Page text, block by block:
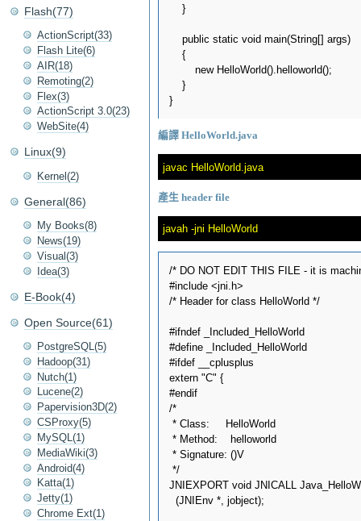
    }
    public static void main(String[] args)
    {
        new HelloWorld().helloworld();
    }
}
編譯 HelloWorld.java
產生 header file
/* DO NOT EDIT THIS FILE - it is
#include <jni.h>
/* Header for class HelloWorld */
#ifndef _Included_HelloWorld
#define _Included_HelloWorld
#ifdef __cplusplus
extern "C" {
#endif
/*
* Class:     HelloWorld
* Method:    helloworld
* Signature: ()V
*/
JNIEXPORT void JNICALL
  (JNIEnv *, jobject);
Flash(77)
ActionScript(33)
Flash Lite(6)
AIR(18)
Remoting(2)
Flex(3)
ActionScript 3.0(23)
WebSite(4)
Linux(9)
Kernel(2)
General(86)
My Books(8)
News(19)
Visual(3)
Idea(3)
E-Book(4)
Open Source(61)
PostgreSQL(5)
Hadoop(31)
Nutch(1)
Lucene(2)
Papervision3D(2)
CSProxy(5)
MySQL(1)
MediaWiki(3)
Android(4)
Katta(1)
Jetty(1)
Chrome Ext(1)